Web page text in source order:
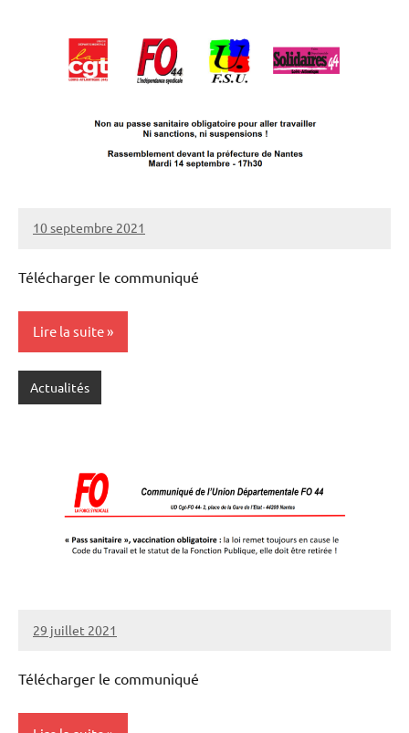
10 septembre 2021
SNFOLC44
Télécharger le communiqué
Lire la suite
Actualités
29 juillet 2021
SNFOLC44
Télécharger le communiqué